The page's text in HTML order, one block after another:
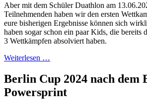
Aber mit dem Schüler Duathlon am
Teilnehmenden haben wir den ersten
eure bisherigen Ergebnisse können sich
haben sogar schon ein paar Kids, die bereits
3 Wettkämpfen absolviert haben.
Weiterlesen …
Berlin Cup 2024 nach dem
Powersprint